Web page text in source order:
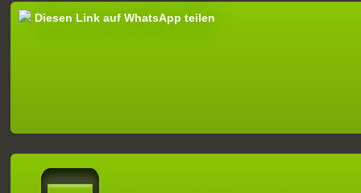
Diesen Link auf WhatsApp teilen